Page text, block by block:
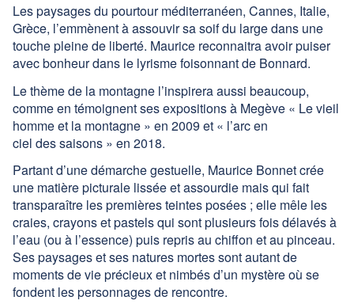
Les paysages du pourtour méditerranéen, Cannes, Italie,
Grèce, l’emmènent à assouvir sa soif du large dans une
touche pleine de liberté. Maurice reconnaitra avoir puiser
avec bonheur dans le lyrisme foisonnant de Bonnard.
Le thème de la montagne l’inspirera aussi beaucoup,
comme en témoignent ses expositions à Megève « Le vieil
homme et la montagne » en 2009 et « l’arc en
ciel des saisons » en 2018.
Partant d’une démarche gestuelle, Maurice Bonnet crée
une matière picturale lissée et assourdie mais qui fait
transparaître les premières teintes posées ; elle mêle les
craies, crayons et pastels qui sont plusieurs fois délavés à
l’eau (ou à l’essence) puis repris au chiffon et au pinceau.
Ses paysages et ses natures mortes sont autant de
moments de vie précieux et nimbés d’un mystère où se
fondent les personnages de rencontre.